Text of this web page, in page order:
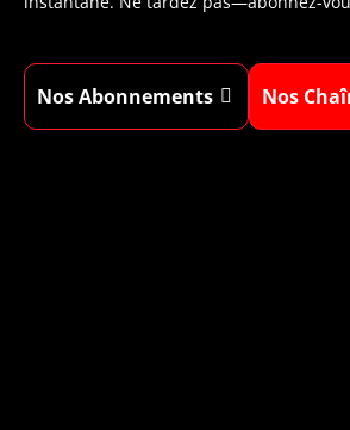
Nos Abonnements Nos